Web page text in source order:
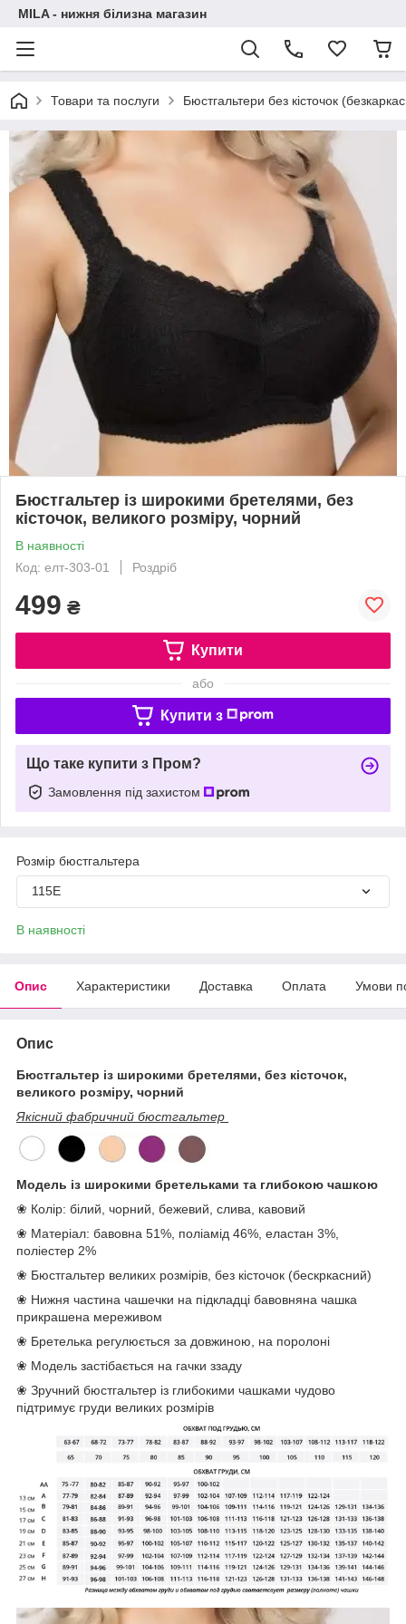
MILA - нижня білизна магазин
Товари та послуги Бюстгальтери без кісточок
Бюстгальтер із широкими бретелями, без
кісточок, великого розміру, чорний
В наявності
Код: елт-303-01
Роздріб
499 ₴
Купити
або
Купити з
Що таке купити з Пром?
Замовлення під захистом
Розмір бюстгальтера
115E
В наявності
Опис Характеристики Доставка Оплата Умови
Опис
Бюстгальтер із широкими бретелями, без кісточок,
великого розміру, чорний
Якісний фабричний бюстгальтер
Модель із широкими бретельками та глибокою чашкою
❀ Колір: білий, чорний, бежевий, слива, кавовий
❀ Матеріал: бавовна 51%, поліамід 46%, еластан 3%,
поліестер 2%
❀ Бюстгальтер великих розмірів, без кісточок (бескркасний)
❀ Нижня частина чашечки на підкладці бавовняна чашка
прикрашена мереживом
❀ Бретелька регулюється за довжиною, на поролоні
❀ Модель застібається на гачки ззаду
❀ Зручний бюстгальтер із глибокими чашками чудово
підтримує груди великих розмірів